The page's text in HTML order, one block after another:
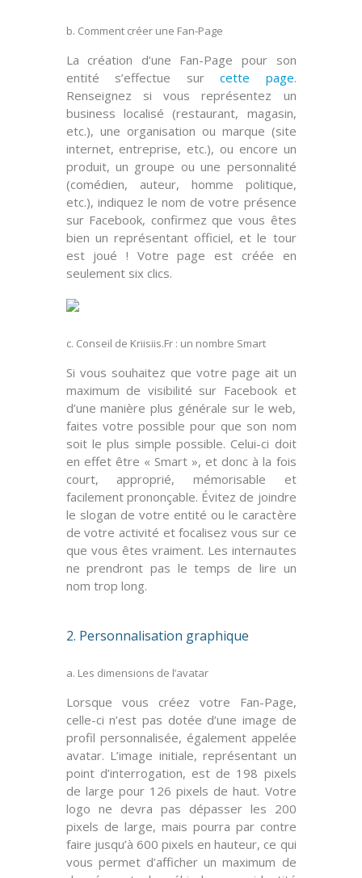
b. Comment créer une Fan-Page
La création d’une Fan-Page pour son
entité s’effectue sur cette page.
Renseignez si vous représentez un
business localisé (restaurant, magasin,
etc.), une organisation ou marque (site
internet, entreprise, etc.), ou encore un
produit, un groupe ou une personnalité
(comédien, auteur, homme politique,
etc.), indiquez le nom de votre présence
sur Facebook, confirmez que vous êtes
bien un représentant officiel, et le tour
est joué ! Votre page est créée en
seulement six clics.
c. Conseil de Kriisiis.Fr : un nombre Smart
Si vous souhaitez que votre page ait un
maximum de visibilité sur Facebook et
d’une manière plus générale sur le web,
faites votre possible pour que son nom
soit le plus simple possible. Celui-ci doit
en effet être « Smart», et donc à la fois
court, approprié, mémorisable et
facilement prononçable. Évitez de joindre
le slogan de votre entité ou le caractère
de votre activité et focalisez vous sur ce
que vous êtes vraiment. Les internautes
ne prendront pas le temps de lire un
nom trop long.
2. Personnalisation graphique
a. Les dimensions de l’avatar
Lorsque vous créez votre Fan-Page,
celle-ci n’est pas dotée d’une image de
profil personnalisée, également appelée
avatar. L’image initiale, représentant un
point d’interrogation, est de 198 pixels
de large pour 126 pixels de haut. Votre
logo ne devra pas dépasser les 200
pixels de large, mais pourra par contre
faire jusqu’à 600 pixels en hauteur, ce qui
vous permet d’afficher un maximum de